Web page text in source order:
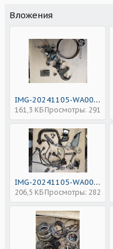
Вложения
IMG-20241105-WA0012_1730840327750.jpg
161,3 КБ Просмотры: 291
IMG-20241105-WA0009_1730840198639.jpg
206,5 КБ Просмотры: 282